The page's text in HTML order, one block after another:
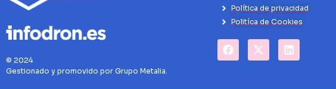
© 2024
Gestionado y promovido por Grupo Metalia.
Política de privacidad
Politíca de Cookies